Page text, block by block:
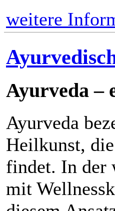
weitere
Ayurveda –
Ayurveda
Heilkunst,
findet. In der
mit